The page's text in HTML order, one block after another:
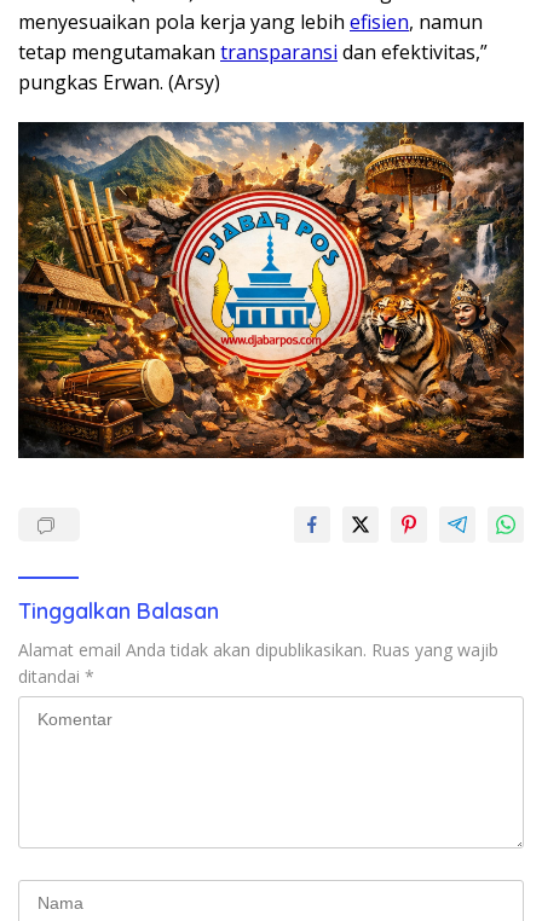
menyesuaikan pola kerja yang lebih efisien, namun
tetap mengutamakan transparansi dan efektivitas,”
pungkas Erwan. (Arsy)
Tinggalkan Balasan
Alamat email Anda tidak akan dipublikasikan. Ruas yang wajib
ditandai *